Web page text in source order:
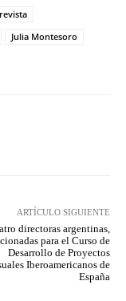
Julia Montesoro
ARTÍCULO SIGUIENTE
directoras argentinas,
para el Curso de
Desarrollo de Proyectos
Iberoamericanos de
España